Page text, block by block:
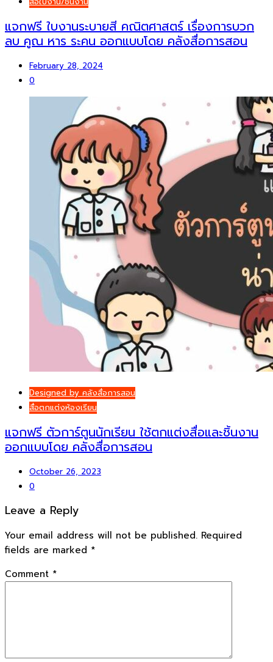
แจกฟรี ใบงานระบายสี คณิตศาสตร์ เรื่องการบวก
ลบ คูณ หาร ระคน ออกแบบโดย คลังสื่อการสอน
February 28, 2024
0
Designed by คลังสื่อการสอน
สื่อตกแต่งห้องเรียน
แจกฟรี ตัวการ์ตูนนักเรียน ใช้ตกแต่งสื่อและชิ้นงาน
ออกแบบโดย คลังสื่อการสอน
October 26, 2023
0
Leave a Reply
Your email address will not be published. Required
fields are marked *
Comment *